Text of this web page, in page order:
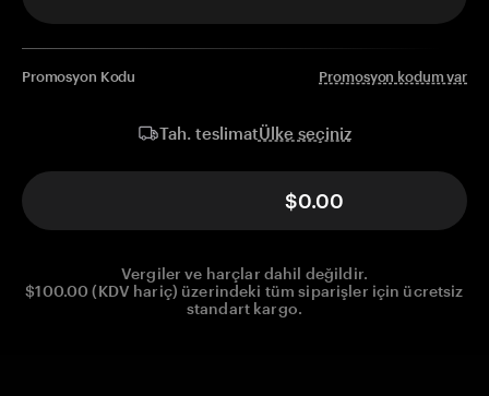
Promosyon Kodu Promosyon kodum var
Tah. teslimatÜlke seçiniz
$0.00
Vergiler ve harçlar dahil değildir.
$100.00 (KDV hariç) üzerindeki tüm siparişler için ücretsiz
standart kargo.